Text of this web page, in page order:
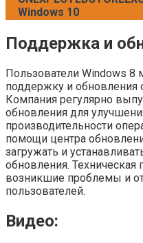
Windows 10
Поддержка и
Пользователи Windows 8
поддержку и обновления
Компания регулярно
обновления для
производительности
помощи центра
загружать и
обновления.
возникшие проблемы и
пользователей.
Видео: